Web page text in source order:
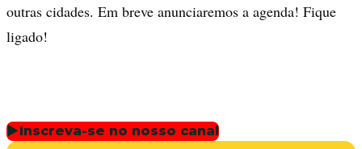
outras cidades. Em breve anunciaremos a agenda! Fique
ligado!
▶Inscreva-se no nosso canal